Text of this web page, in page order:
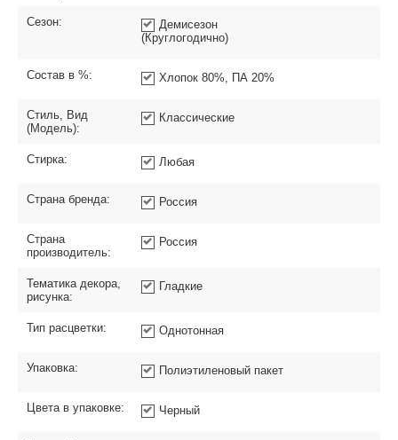
Сезон:
Демисезон
(Круглогодично)
Состав в %: Хлопок 80%, ПА 20%
Стиль, Вид
(Модель):
Классические
Стирка: Любая
Страна бренда: Россия
Страна
производитель:
Россия
Тематика декора,
рисунка:
Гладкие
Тип расцветки: Однотонная
Упаковка: Полиэтиленовый пакет
Цвета в упаковке: Черный